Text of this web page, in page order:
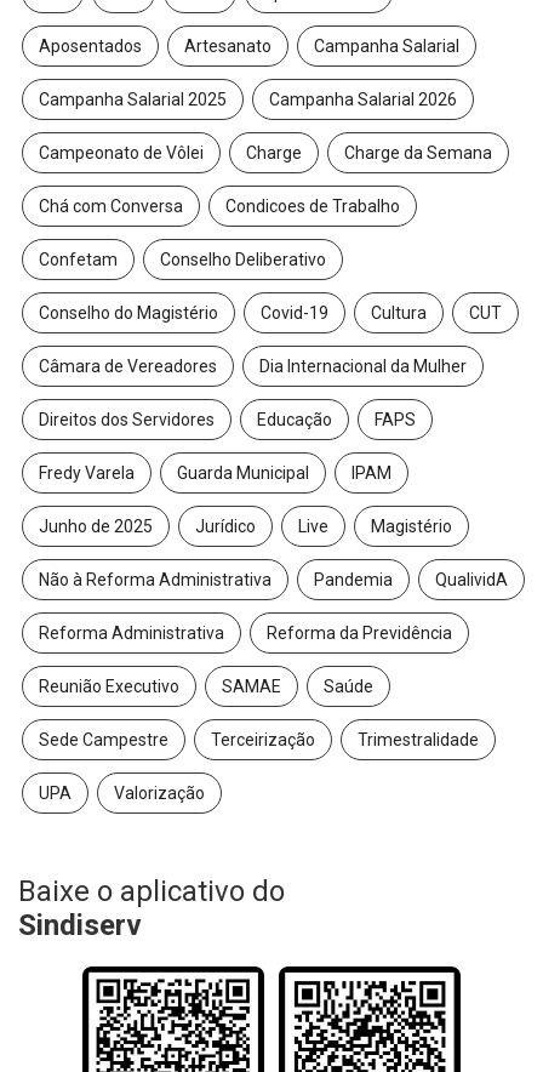
Aposentados Artesanato Campanha Salarial
Campanha Salarial 2025 Campanha Salarial 2026
Campeonato de Vôlei Charge Charge da Semana
Chá com Conversa Condicoes de Trabalho
Confetam Conselho Deliberativo
Conselho do Magistério Covid-19 Cultura CUT
Câmara de Vereadores Dia Internacional da Mulher
Direitos dos Servidores Educação FAPS
Fredy Varela Guarda Municipal IPAM
Junho de 2025 Jurídico Live Magistério
Não à Reforma Administrativa Pandemia QualividA
Reforma Administrativa Reforma da Previdência
Reunião Executivo SAMAE Saúde
Sede Campestre Terceirização Trimestralidade
UPA Valorização
Baixe o aplicativo do
Sindiserv